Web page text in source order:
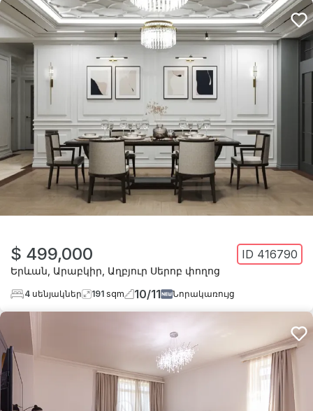
$ 499,000 ID 416790
Երևան Արաբկիր Աղբյուր Սերոբ փողոց
4 սենյակներ 191 sqm 10/11 Նորակառույց